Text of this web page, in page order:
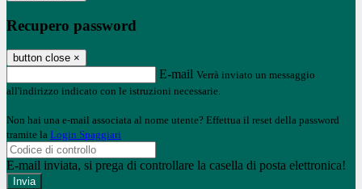
Recupero password
button close ×
E-mail Verrà inviato un messaggio
all'indirizzo indicato con le istruzioni necessarie.
Non hai una e-mail associata al nome utente? Effettua il reset della password
tramite la Login Spaggiari
E-mail inviata, si prega di controllare la casella di posta elettronica!